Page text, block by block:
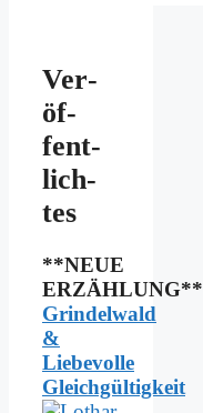
Ver­
öf­
fent­
lich­
tes
**NEUE
ERZÄHLUNG**
Grindelwald
&
Liebevolle
Gleichgültigkeit